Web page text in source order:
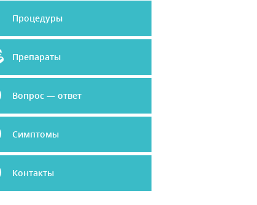
Процедуры
Препараты
Вопрос — ответ
Симптомы
Контакты